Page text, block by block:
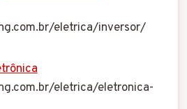
eletrica/inversor/
eletrica/eletronica-